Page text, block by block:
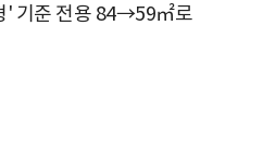
' 기준 전용 84→59㎡로